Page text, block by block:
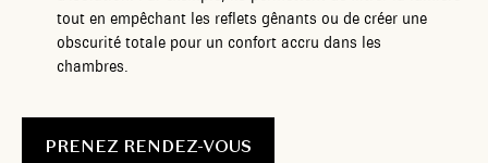
tout en empêchant les reflets gênants ou de créer une
obscurité totale pour un confort accru dans les
chambres.
PRENEZ RENDEZ-VOUS